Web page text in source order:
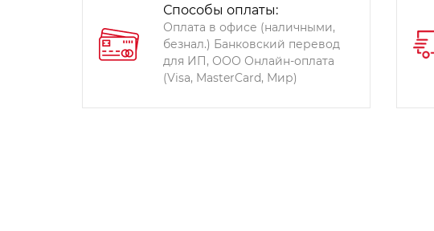
Способы оплаты:
Оплата в офисе (наличными,
безнал.) Банковский перевод
для ИП, ООО Онлайн-оплата
(Visa, MasterCard, Мир)